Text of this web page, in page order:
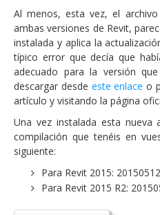
Al menos, esta vez, el
ambas versiones de Revit,
instalada y aplica la
típico error que decía que
adecuado para la versión
descargar desde este enlace o
artículo y visitando la página
Una vez instalada esta nueva
compilación que tenéis en
siguiente:
Para Revit 2015:
Para Revit 2015 R2: